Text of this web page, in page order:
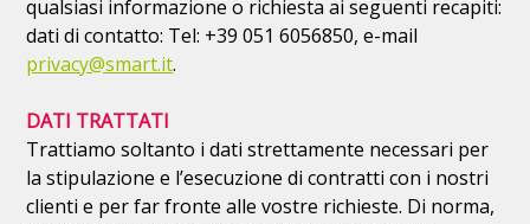
qualsiasi informazione o richiesta ai seguenti recapiti:
dati di contatto: Tel: +39 051 6056850, e-mail
privacy@smart.it.
DATI TRATTATI
Trattiamo soltanto i dati strettamente necessari per
la stipulazione e l’esecuzione di contratti con i nostri
clienti e per far fronte alle vostre richieste. Di norma,